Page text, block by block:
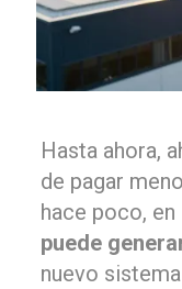
Hasta ahora,
de pagar
hace poco, en
puede
nuevo